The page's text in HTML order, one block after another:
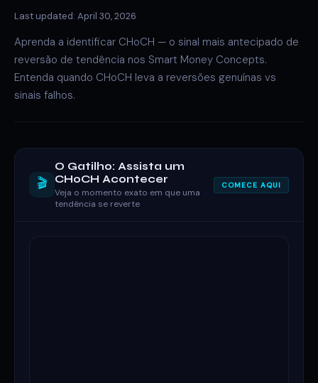
Last updated: April 30, 2026
Aprenda a identificar CHoCH — o sinal mais antecipado de
reversão de tendência nos Smart Money Concepts.
Entenda quando CHoCH leva a reversões genuínas vs
sinais falhos.
🎬
O Gatilho: Assista um
CHoCH Acontecer
Veja o momento exato em que uma
tendência se reverte
COMECE AQUI